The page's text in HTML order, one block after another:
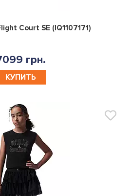
0
Court SE (IQ1107171)
грн.
КУПИТЬ